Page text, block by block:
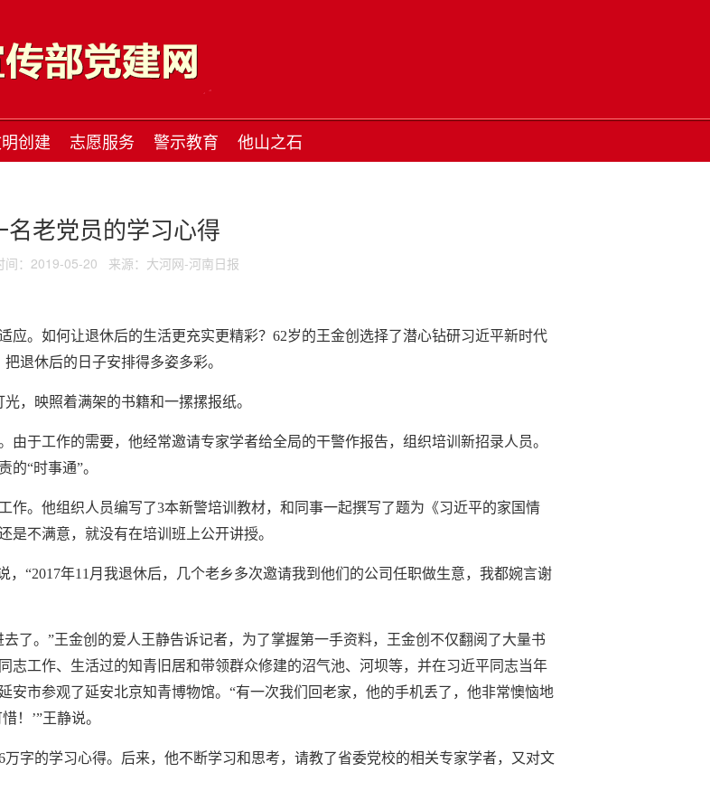
创建 志愿服务 警示教育 他山之石
名老党员的学习心得
间：2019-05-20 来源：大河网-河南日报
应。如何让退休后的生活更充实更精彩？62岁的王金创选择了潜心钻研习近平新时代
退休后的日子安排得多姿多彩。
，映照着满架的书籍和一摞摞报纸。
于工作的需要，他经常邀请专家学者给全局的干警作报告，组织培训新招录人员。
“时事通”。
作。他组织人员编写了3本新警培训教材，和同事一起撰写了题为《习近平的家国情
不满意，就没有在培训班上公开讲授。
，“2017年11月我退休后，几个老乡多次邀请我到他们的公司任职做生意，我都婉言谢
了。”王金创的爱人王静告诉记者，为了掌握第一手资料，王金创不仅翻阅了大量书
志工作、生活过的知青旧居和带领群众修建的沼气池、河坝等，并在习近平同志当年
安市参观了延安北京知青博物馆。“有一次我们回老家，他的手机丢了，他非常懊恼地
！’”王静说。
字的学习心得。后来，他不断学习和思考，请教了省委党校的相关专家学者，又对文